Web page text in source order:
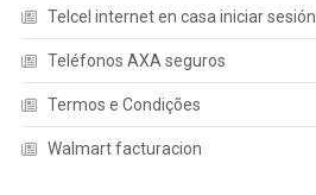
Telcel internet en casa iniciar sesión
Teléfonos AXA seguros
Termos e Condições
Walmart facturacion